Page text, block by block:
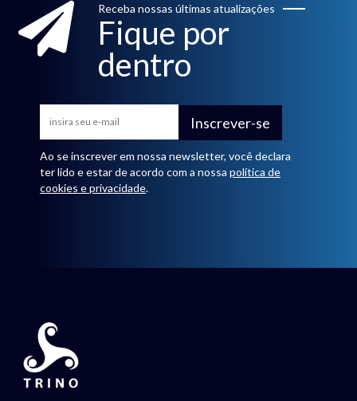
Receba nossas últimas atualizações
Fique por
dentro
Inscrever-se
Ao se inscrever em nossa newsletter, você declara
ter lido e estar de acordo com a nossa política de
cookies e privacidade.